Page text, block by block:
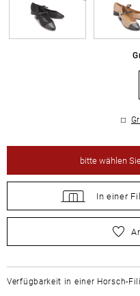
bittewählen
In einer
wählen
Verfügbarkeit in einer Horsch-